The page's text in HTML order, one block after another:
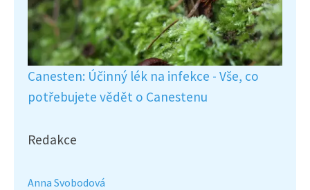
Canesten: Účinný lék na infekce - Vše, co
potřebujete vědět o Canestenu
Redakce
Anna Svobodová